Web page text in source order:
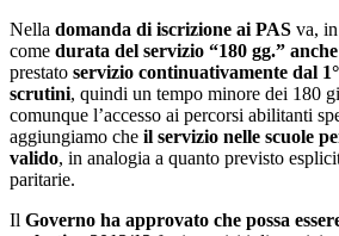
Nella domanda di iscrizione ai PAS va,
come durata del servizio “180 gg.”
prestato servizio continuativamente dal
scrutini, quindi un tempo minore dei 180
comunque l’accesso ai percorsi abilitanti
aggiungiamo che il servizio nelle scuole
valido, in analogia a quanto previsto
paritarie.
Il Governo ha approvato che possa